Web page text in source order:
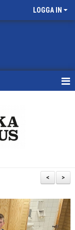
LOGGA IN
>
<